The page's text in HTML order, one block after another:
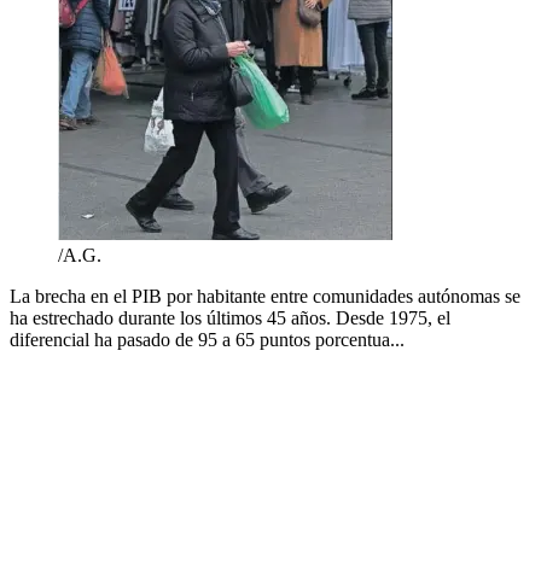
/A.G.
La brecha en el PIB por habitante entre comunidades autónomas se
ha estrechado durante los últimos 45 años. Desde 1975, el
diferencial ha pasado de 95 a 65 puntos porcentua...